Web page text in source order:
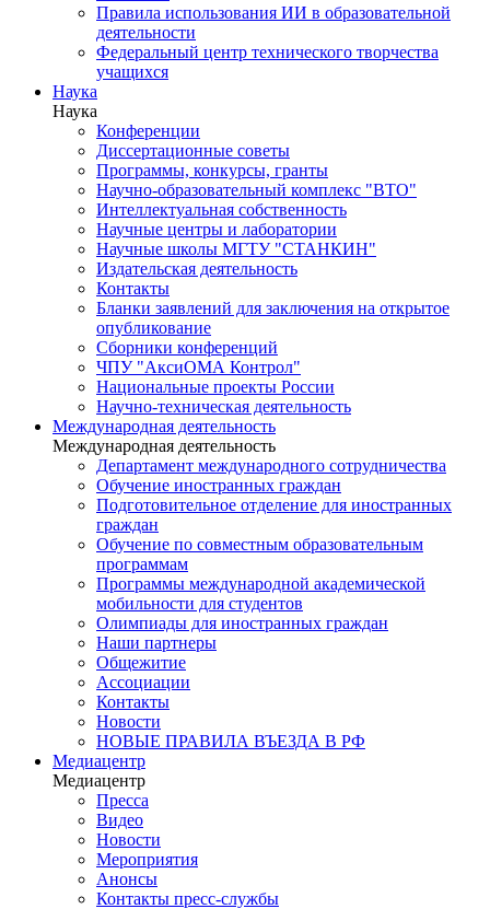
Правила использования ИИ в образовательной
деятельности
Федеральный центр технического творчества
учащихся
Наука
Наука
Конференции
Диссертационные советы
Программы, конкурсы, гранты
Научно-образовательный комплекс "ВТО"
Интеллектуальная собственность
Научные центры и лаборатории
Научные школы МГТУ "СТАНКИН"
Издательская деятельность
Контакты
Бланки заявлений для заключения на открытое
опубликование
Сборники конференций
ЧПУ "АксиОМА Контрол"
Национальные проекты России
Научно-техническая деятельность
Международная деятельность
Международная деятельность
Департамент международного сотрудничества
Обучение иностранных граждан
Подготовительное отделение для иностранных
граждан
Обучение по совместным образовательным
программам
Программы международной академической
мобильности для студентов
Олимпиады для иностранных граждан
Наши партнеры
Общежитие
Ассоциации
Контакты
Новости
НОВЫЕ ПРАВИЛА ВЪЕЗДА В РФ
Медиацентр
Медиацентр
Пресса
Видео
Новости
Мероприятия
Анонсы
Контакты пресс-службы